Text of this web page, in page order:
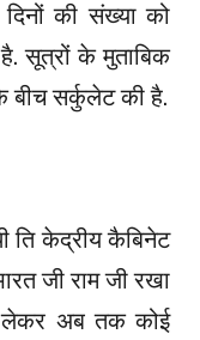
की संख्या को
सूत्रों के मुताबिक
बीच सर्कुलेट की है.
ति केद्रीय कैबिनेट
जी राम जी रखा
लेकर अब तक कोई